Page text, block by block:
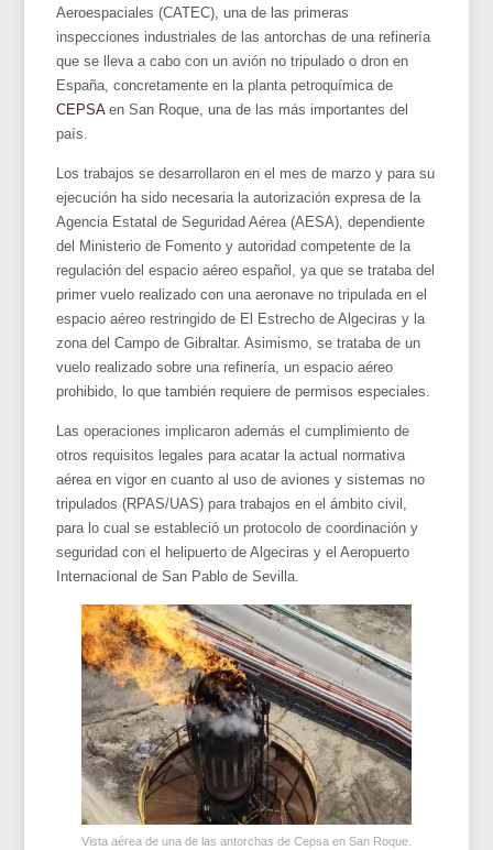
Aeroespaciales (CATEC), una de las primeras
inspecciones industriales de las antorchas de una refinería
que se lleva a cabo con un avión no tripulado o dron en
España, concretamente en la planta petroquímica de
CEPSAen San Roque, una de las más importantes del
país.
Los trabajos se desarrollaron en el mes de marzo y para su
ejecución ha sido necesaria la autorización expresa de la
Agencia Estatal de Seguridad Aérea (AESA), dependiente
del Ministerio de Fomento y autoridad competente de la
regulación del espacio aéreo español, ya que se trataba del
primer vuelo realizado con una aeronave no tripulada en el
espacio aéreo restringido de El Estrecho de Algeciras y la
zona del Campo de Gibraltar. Asimismo, se trataba de un
vuelo realizado sobre una refinería, un espacio aéreo
prohibido, lo que también requiere de permisos especiales.
Las operaciones implicaron además el cumplimiento de
otros requisitos legales para acatar la actual normativa
aérea en vigor en cuanto al uso de aviones y sistemas no
tripulados (RPAS/UAS) para trabajos en el ámbito civil,
para lo cual se estableció un protocolo de coordinación y
seguridad con el helipuerto de Algeciras y el Aeropuerto
Internacional de San Pablo de Sevilla.
Vista aérea de una de las antorchas de Cepsa en San Roque.